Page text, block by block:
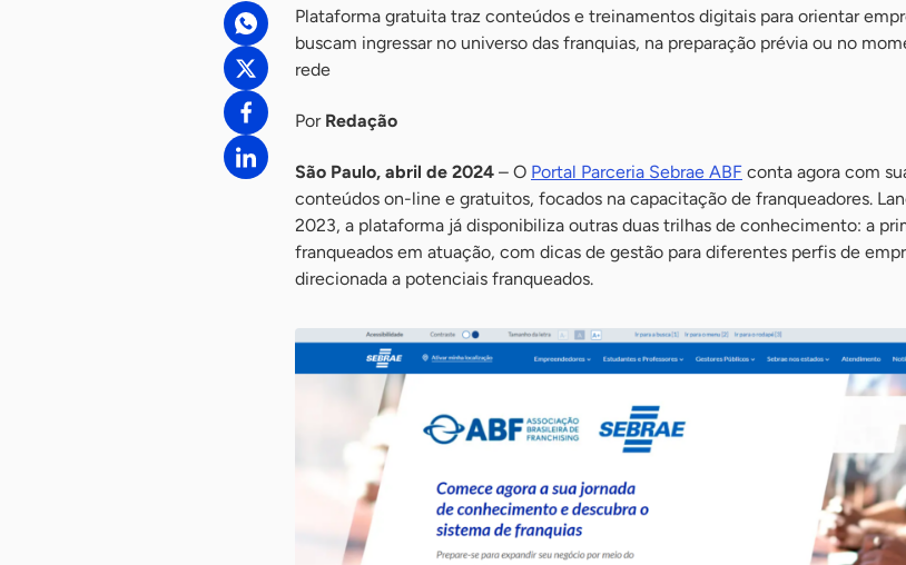
Plataforma gratuita traz conteúdos e treinamentos digitais para orientar
buscam ingressar no universo das franquias, na preparação prévia ou no
rede
Por Redação
São Paulo, abril de 2024 – O Portal Parceria Sebrae ABF conta agora com
conteúdos on-line e gratuitos, focados na capacitação de franqueadores.
2023, a plataforma já disponibiliza outras duas trilhas de conhecimento: a
franqueados em atuação, com dicas de gestão para diferentes perfis de
direcionada a potenciais franqueados.